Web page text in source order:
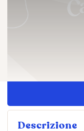
Descrizione